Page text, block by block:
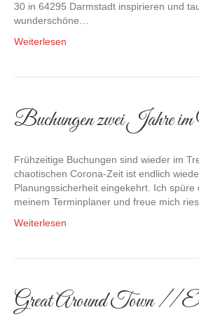
30 in 64295 Darmstadt inspirieren und
wunderschöne…
Weiterlesen
Buchungen zwei Jahre
Frühzeitige Buchungen sind wieder im
chaotischen Corona-Zeit ist endlich
Planungssicherheit eingekehrt. Ich spüre
meinem Terminplaner und freue mich
Weiterlesen
Great Around Town //